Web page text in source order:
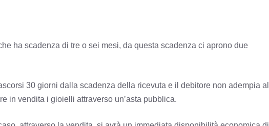
ha scadenza di tre o sei mesi, da questa scadenza ci aprono due
30 giorni dalla scadenza della ricevuta e il debitore non adempia al
in vendita i gioielli attraverso un’asta pubblica.